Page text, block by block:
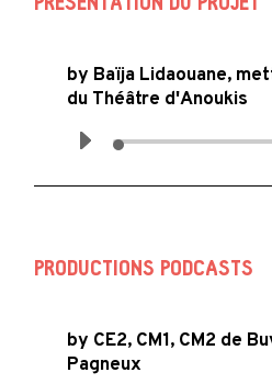
by Baïja Lidaouane,
du Théâtre d'Anoukis
PRODUCTIONS PODCASTS
by CE2, CM1, CM2 de
Pagneux